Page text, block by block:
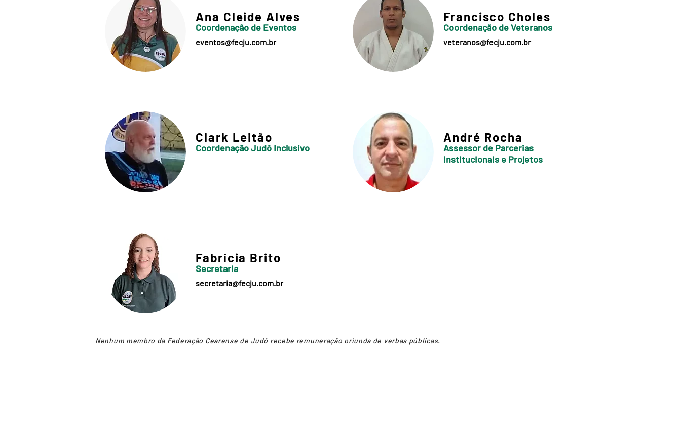
Coordenação de Eventos
Ana Cleide Alves
eventos@fecju.com.br
Coordenação Judô Inclusivo
Clark Leitão
Secretaria
Fabrícia Brito
secretaria@fecju.com.br
Coordenação de Veteranos
Francisco Choles
veteranos@fecju.com.br
Assessor de Parcerias
Institucionais e Projetos
André Rocha
Nenhum membro da Federação Cearense de Judô recebe remuneração oriunda de verbas públicas.